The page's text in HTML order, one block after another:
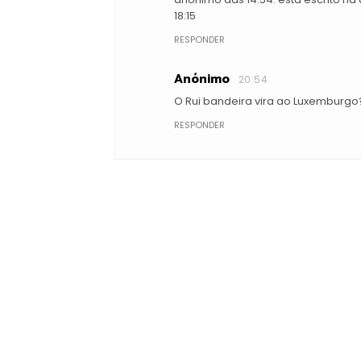
18:15
RESPONDER
Anónimo 20:54
O Rui bandeira vira ao
RESPONDER